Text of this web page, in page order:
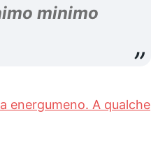
minimo
energumeno. A qualche